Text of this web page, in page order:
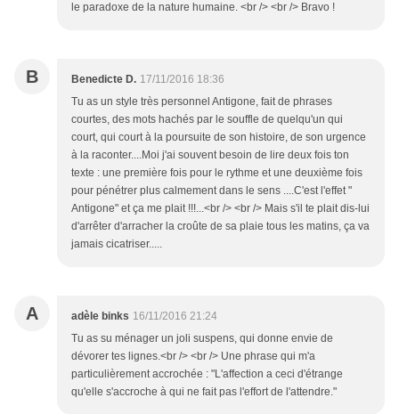
le paradoxe de la nature humaine. <br /> <br /> Bravo !
B Benedicte D. 17/11/2016 18:36
Tu as un style très personnel Antigone, fait de phrases
courtes, des mots hachés par le souffle de quelqu'un qui
court, qui court à la poursuite de son histoire, de son urgence
à la raconter....Moi j'ai souvent besoin de lire deux fois ton
texte : une première fois pour le rythme et une deuxième fois
pour pénétrer plus calmement dans le sens ....C'est l'effet "
Antigone" et ça me plait !!!...<br /> <br /> Mais s'il te plait dis-lui
d'arrêter d'arracher la croûte de sa plaie tous les matins, ça va
jamais cicatriser.....
A adèle binks 16/11/2016 21:24
Tu as su ménager un joli suspens, qui donne envie de
dévorer tes lignes.<br /> <br /> Une phrase qui m'a
particulièrement accrochée : "L'affection a ceci d'étrange
qu'elle s'accroche à qui ne fait pas l'effort de l'attendre."